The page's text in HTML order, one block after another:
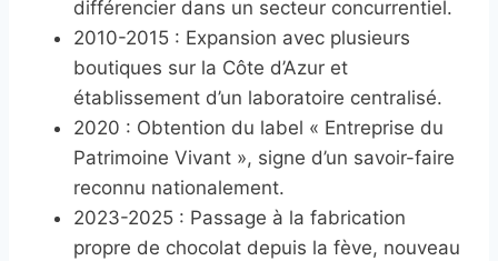
différencier dans un secteur concurrentiel.
2010-2015 : Expansion avec plusieurs
boutiques sur la Côte d’Azur et
établissement d’un laboratoire centralisé.
2020 : Obtention du label « Entreprise du
Patrimoine Vivant », signe d’un savoir-faire
reconnu nationalement.
2023-2025 : Passage à la fabrication
propre de chocolat depuis la fève, nouveau